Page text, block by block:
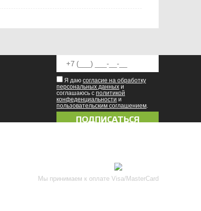
Я даю согласие на обработку
персональных данных и
соглашаюсь с политикой
конфеденциальности и
пользовательским соглашением
Мы принимаем к оплате Visa/MasterCard